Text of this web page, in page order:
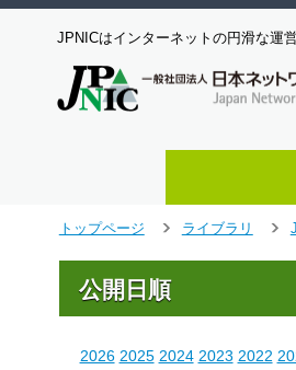
JPNICはインターネットの円滑な運
トップページ
ライブラリ
公開日順
2026 2025 2024 2023 2022